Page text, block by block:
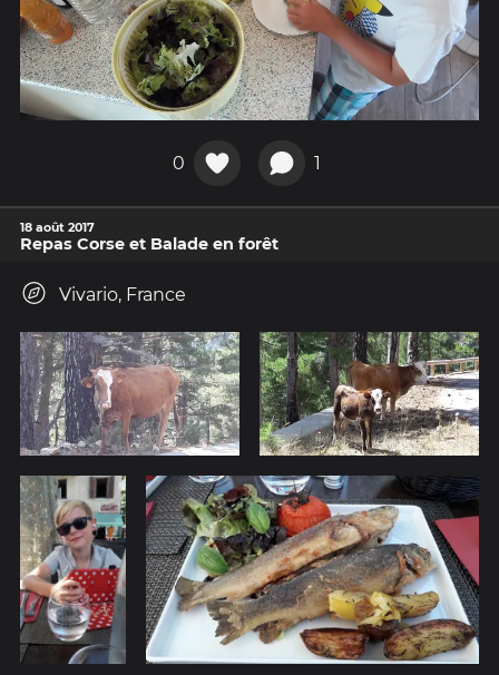
0 1
18 août 2017
Repas Corse et Balade en forêt
Vivario, France